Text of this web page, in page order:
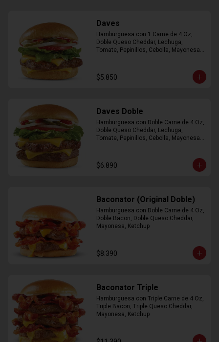
Daves
Hamburguesa con 1 Carne de 4 Oz,
Doble Queso Cheddar, Lechuga,
Tomate, Pepinillos, Cebolla, Mayonesa,
$5.850
Daves Doble
Hamburguesa con Doble Carne de 4 Oz,
Doble Queso Cheddar, Lechuga,
Tomate, Pepinillos, Cebolla, Mayonesa,
$6.890
Baconator (Original Doble)
Hamburguesa con Doble Carne de 4 Oz,
Doble Bacon, Doble Queso Cheddar,
Mayonesa, Ketchup
$8.390
Baconator Triple
Hamburguesa con Triple Carne de 4 Oz,
Triple Bacon, Triple Queso Cheddar,
Mayonesa, Ketchup